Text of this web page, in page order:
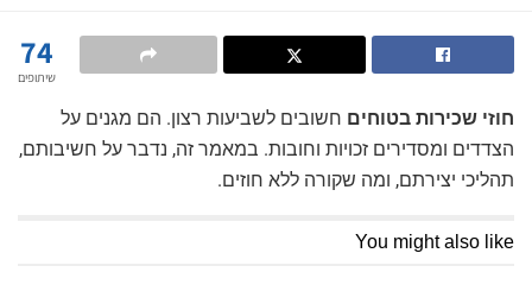
74
שיתופים
חוזי שכירות בטוחים חשובים לשביעות רצון. הם מגנים על
הצדדים ומסדירים זכויות וחובות. במאמר זה, נדבר על חשיבותם,
תהליכי יצירתם, ומה שקורה ללא חוזים.
You might also like